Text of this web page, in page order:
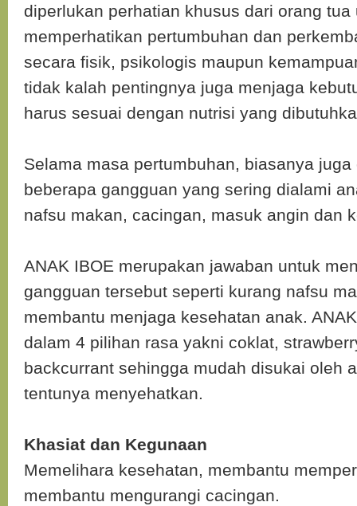
diperlukan perhatian khusus dari orang tua
memperhatikan pertumbuhan dan
secara fisik, psikologis maupun
tidak kalah pentingnya juga menjaga
harus sesuai dengan nutrisi yang
Selama masa pertumbuhan, biasanya
beberapa gangguan yang sering dialami
nafsu makan, cacingan, masuk angin dan
ANAK IBOE merupakan jawaban untuk
gangguan tersebut seperti kurang nafsu
membantu menjaga kesehatan anak.
dalam 4 pilihan rasa yakni coklat,
backcurrant sehingga mudah disukai oleh
tentunya menyehatkan.
Khasiat dan Kegunaan
Memelihara kesehatan, membantu
membantu mengurangi cacingan.